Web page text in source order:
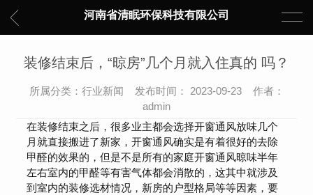
河南省清眠环保科技有限公司
装修结束后，“晾房”几个月就入住真的 吗？
所属分类：行业新闻 发布时间： 2023-09-23 作者：
admin
在装修结束之后，很多业主都会选择开窗通风放味几个
月就直接搬进了新家，开窗通风确实是有着很好的去除
甲醛的效果的，但是不是所有的家庭开窗通风晾味半年
左右室内的甲醛等有害气体都会消散的，这其中就涉及
到室内的装修选材情况，新房的户型格局等等因素，要